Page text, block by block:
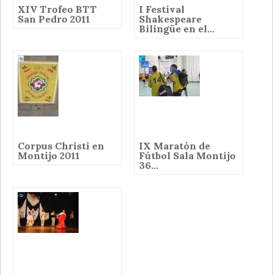
XIV Trofeo BTT
San Pedro 2011
I Festival
Shakespeare
Bilingüe en el...
Corpus Christi en
Montijo 2011
IX Maratón de
Fútbol Sala Montijo
36...